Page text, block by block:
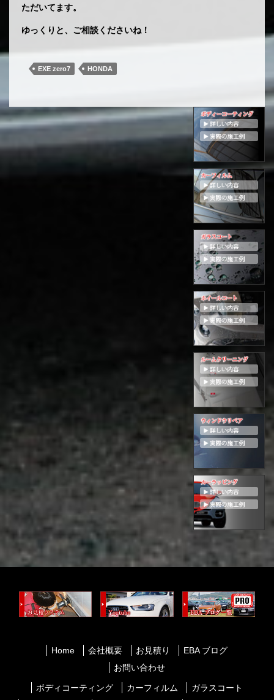
ただいてます。
ゆっくりと、ご相談くださいね！
EXE zero7 HONDA
Home 会社概要 お見積り
EBA ブログ
お問い合わせ
ボディコーティング カーフィルム
ガラスコート